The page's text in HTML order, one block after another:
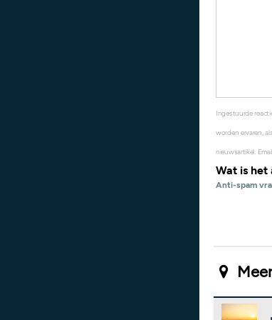
Ingestuurde
worden ervaren,
nieuwsartikel.
Wat is het
Anti-spam